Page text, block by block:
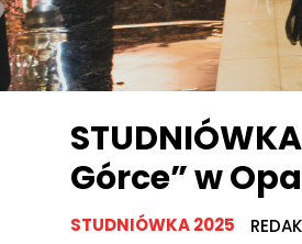
Górce” w
STUDNIÓWKA 2025